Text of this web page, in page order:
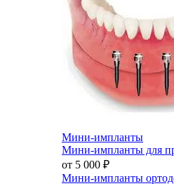
Мини-импланты
Мини-импланты для
от 5 000 ₽
Мини-импланты